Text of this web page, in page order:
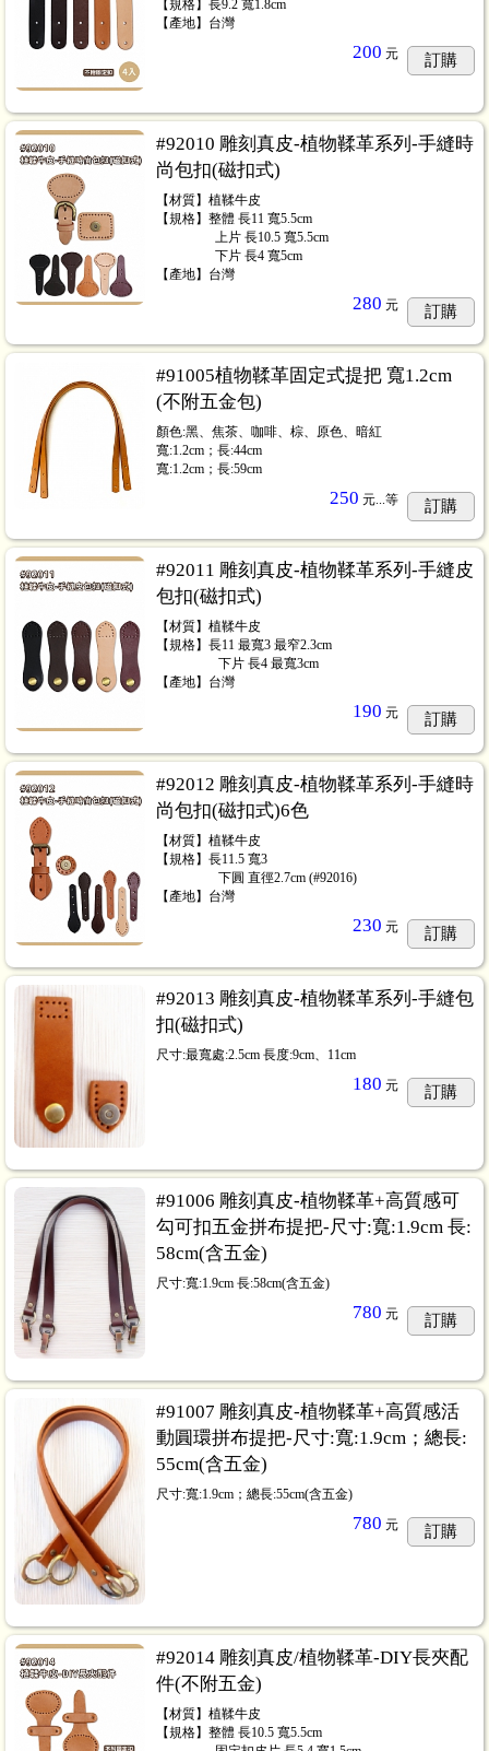
【規格】長9.2 寬1.8cm
【產地】台灣
200 元 訂購
#92010 雕刻真皮-植物鞣革系列-手縫時
尚包扣(磁扣式)
【材質】植鞣牛皮
【規格】整體 長11 寬5.5cm
⠀⠀⠀⠀⠀⠀上片 長10.5 寬5.5cm
⠀⠀⠀⠀⠀⠀下片 長4 寬5cm
【產地】台灣
280 元 訂購
#91005植物鞣革固定式提把 寬1.2cm
(不附五金包)
顏色:黑、焦茶、咖啡、棕、原色、暗紅
寬:1.2cm；長:44cm
寬:1.2cm；長:59cm
250 元... 等 訂購
#92011 雕刻真皮-植物鞣革系列-手縫皮
包扣(磁扣式)
【材質】植鞣牛皮
【規格】長11 最寬3 最窄2.3cm
⠀⠀⠀⠀⠀⠀ 下片 長4 最寬3cm
【產地】台灣
190 元 訂購
#92012 雕刻真皮-植物鞣革系列-手縫時
尚包扣(磁扣式)6色
【材質】植鞣牛皮
【規格】長11.5 寬3
⠀⠀⠀⠀⠀⠀ 下圓 直徑2.7cm (#92016)
【產地】台灣
230 元 訂購
#92013 雕刻真皮-植物鞣革系列-手縫包
扣(磁扣式)
尺寸:最寬處:2.5cm 長度:9cm、11cm
180 元 訂購
#91006 雕刻真皮-植物鞣革+高質感可
勾可扣五金拼布提把-尺寸:寬:1.9cm 長:
58cm(含五金)
尺寸:寬:1.9cm 長:58cm(含五金)
780 元 訂購
#91007 雕刻真皮-植物鞣革+高質感活
動圓環拼布提把-尺寸:寬:1.9cm；總長:
55cm(含五金)
尺寸:寬:1.9cm；總長:55cm(含五金)
780 元 訂購
#92014 雕刻真皮/植物鞣革-DIY長夾配
件(不附五金)
【材質】植鞣牛皮
【規格】整體 長10.5 寬5.5cm